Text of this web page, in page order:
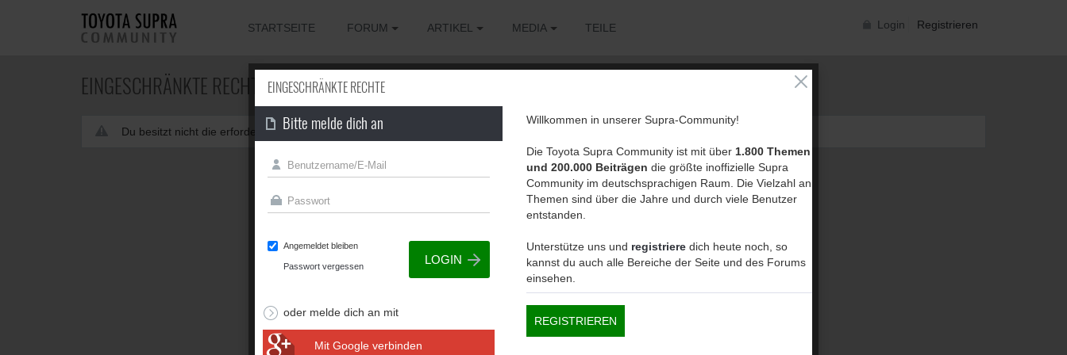
Login Registrieren
STARTSEITE FORUM ARTIKEL MEDIA TEILE
EINGESCHRÄNKTE RECHTE
Du besitzt nicht die erforderliche Berechtigung, um diese Seite zu sehen.
EINGESCHRÄNKTE RECHTE
Bitte melde dich an
Angemeldet bleiben
Passwort vergessen
oder melde dich an mit
Mit Google verbinden
Willkommen in unserer Supra-Community!
Die Toyota Supra Community ist mit über 1.800 Themen
und 200.000 Beiträgen die größte inoffizielle Supra
Community im deutschsprachigen Raum. Die Vielzahl an
Themen sind über die Jahre und durch viele Benutzer
entstanden.
Unterstütze uns und registriere dich heute noch, so
kannst du auch alle Bereiche der Seite und des Forums
einsehen.
REGISTRIEREN